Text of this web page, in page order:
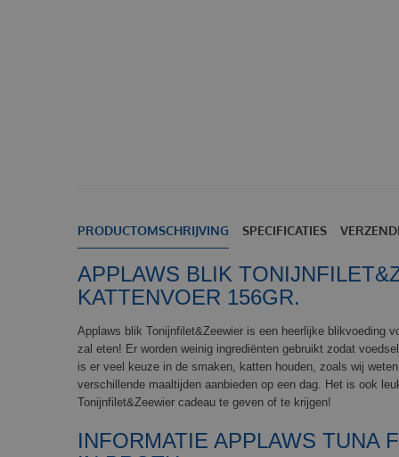
PRODUCTOMSCHRIJVING SPECIFICATIES
APPLAWS BLIK
KATTENVOER 156GR.
Applaws blik Tonijnfilet&Zeewier is een heerlijke blikvoeding
zal eten! Er worden weinig ingrediënten gebruikt zodat
is er veel keuze in de smaken, katten houden, zoals wij
verschillende maaltijden aanbieden op een dag. Het is ook
Tonijnfilet&Zeewier cadeau te geven of te krijgen!
INFORMATIE APPLAWS TUNA